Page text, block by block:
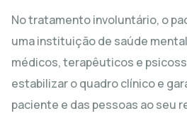
No tratamento involuntário, o
uma instituição de saúde
médicos, terapêuticos e
estabilizar o quadro clínico e
paciente e das pessoas ao seu